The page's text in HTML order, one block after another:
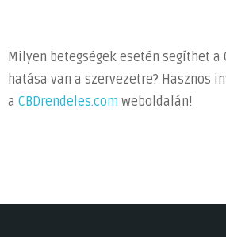
Milyen betegségek esetén segíthet a
hatása van a szervezetre? Hasznos
a CBDrendeles.com weboldalán!